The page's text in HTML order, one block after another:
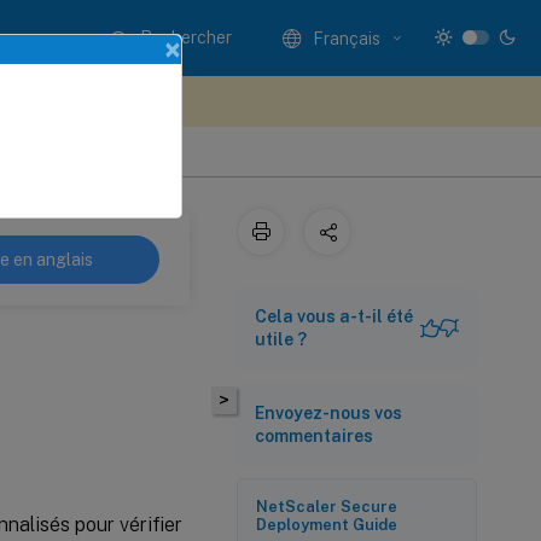
Rechercher Français
en anglais
pour vérifier
>
Cela vous a-t-il été
utile ?
Envoyez-nous vos
commentaires
NetScaler Secure
Deployment Guide
×